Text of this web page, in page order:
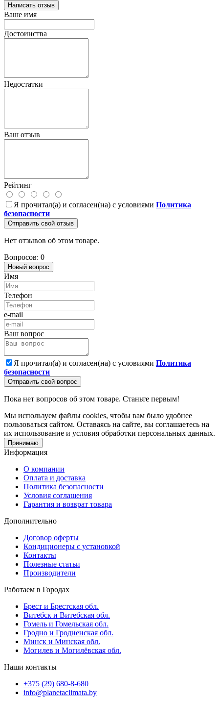
Написать отзыв
Ваше имя
Достоинства
Недостатки
Ваш отзыв
Рейтинг
Я прочитал(а) и согласен(на) с условиями Политика
безопасности
Отправить свой отзыв
Нет отзывов об этом товаре.
Вопросов: 0
Новый вопрос
Имя
Телефон
e-mail
Ваш вопрос
Я прочитал(а) и согласен(на) с условиями Политика
безопасности
Отправить свой вопрос
Пока нет вопросов об этом товаре. Станьте первым!
Мы используем файлы cookies, чтобы вам было удобнее
пользоваться сайтом. Оставаясь на сайте, вы соглашаетесь на
их использование и условия обработки персональных данных.
Принимаю
Информация
О компании
Оплата и доставка
Политика безопасности
Условия соглашения
Гарантия и возврат товара
Дополнительно
Договор оферты
Кондиционеры с установкой
Контакты
Полезные статьи
Производители
Работаем в Городах
Брест и Брестская обл.
Витебск и Витебская обл.
Гомель и Гомельская обл.
Гродно и Гродненская обл.
Минск и Минская обл.
Могилев и Могилёвская обл.
Наши контакты
+375 (29) 680-8-680
info@planetaclimata.by